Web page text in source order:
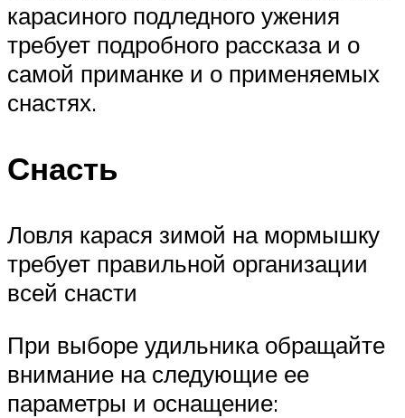
карасиного подледного ужения
требует подробного рассказа и о
самой приманке и о применяемых
снастях.
Снасть
Ловля карася зимой на мормышку
требует правильной организации
всей снасти
При выборе удильника обращайте
внимание на следующие ее
параметры и оснащение: